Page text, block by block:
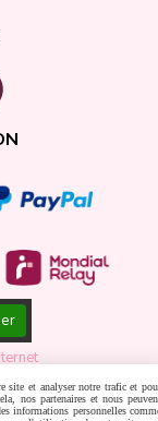
site et analyser notre trafic et
nos partenaires et nous
informations personnelles